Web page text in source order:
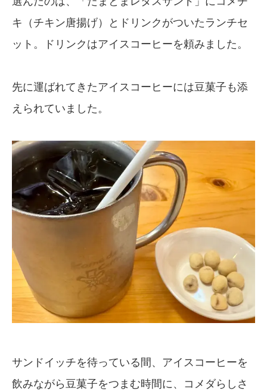
キ（チキン唐揚げ）とドリンクがついたランチセ
ット。ドリンクはアイスコーヒーを頼みました。
先に運ばれてきたアイスコーヒーには豆菓子も添
えられていました。
サンドイッチを待っている間、アイスコーヒーを
飲みながら豆菓子をつまむ時間に、コメダらしさ